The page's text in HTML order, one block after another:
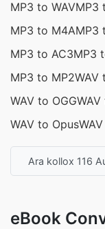
MP3 to WAVMP3
MP3 to M4AMP3
MP3 to AC3MP3
MP3 to MP2WAV
WAV to OGG
WAV to Opus
Ara kollox 116
eBook